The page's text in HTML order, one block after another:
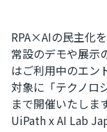
RPA×AIの民主化
常設のデモや展示
はご利用中のエン
対象に「テクノロ
まで開催いたします
UiPath x AI Lab